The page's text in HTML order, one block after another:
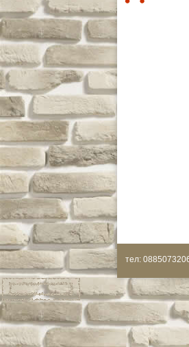
тел: